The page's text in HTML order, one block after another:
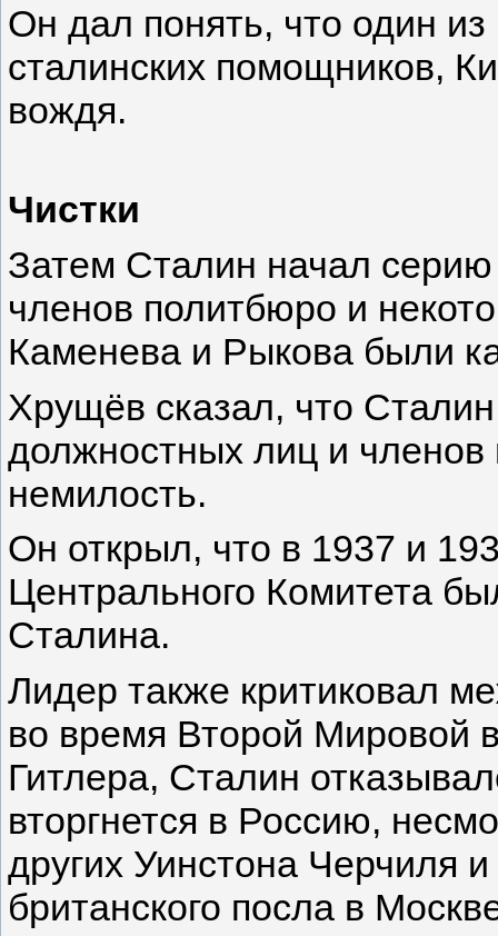
Он дал понять, что один
сталинских помощников,
вождя.
Чистки
Затем Сталин начал
членов политбюро и
Каменева и Рыкова были
Хрущёв сказал, что
должностных лиц и
немилость.
Он открыл, что в 1937 и
Центрального Комитета
Сталина.
Лидер также критиковал
во время Второй Мировой
Гитлера, Сталин
вторгнется в Россию,
других Уинстона Черчиля
британского посла в